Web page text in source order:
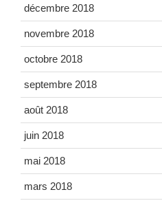
décembre 2018
novembre 2018
octobre 2018
septembre 2018
août 2018
juin 2018
mai 2018
mars 2018